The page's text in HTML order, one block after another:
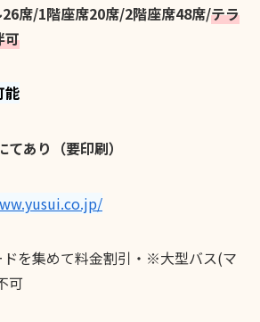
26席/1階座席20席/2階座席48席/テラ
可
能
てあり（要印刷）
を集めて料金割引・※大型バス(マ
可